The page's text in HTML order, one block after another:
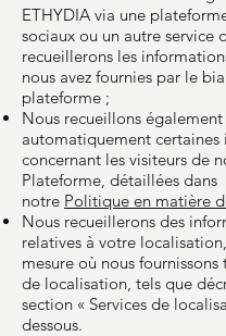
ETHYDIA via une
sociaux ou un autre service
recueillerons les
nous avez fournies par le
plateforme ;
Nous recueillons également
automatiquement certaines
concernant les visiteurs de
Plateforme, détaillées dans
notre Politique en matière
Nous recueillerons des
relatives à votre
mesure où nous fournissons
de localisation, tels que
section « Services de
dessous.